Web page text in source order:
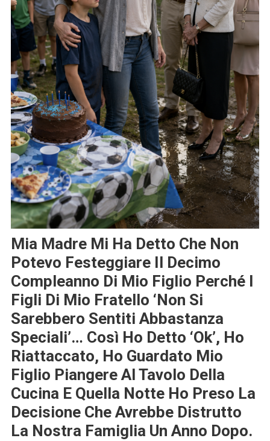
Mia Madre Mi Ha Detto Che Non
Potevo Festeggiare Il Decimo
Compleanno Di Mio Figlio Perché I
Figli Di Mio Fratello ‘non Si
Sarebbero Sentiti Abbastanza
Speciali’… Così Ho Detto ‘ok’, Ho
Riattaccato, Ho Guardato Mio
Figlio Piangere Al Tavolo Della
Cucina E Quella Notte Ho Preso La
Decisione Che Avrebbe Distrutto
La Nostra Famiglia Un Anno Dopo.